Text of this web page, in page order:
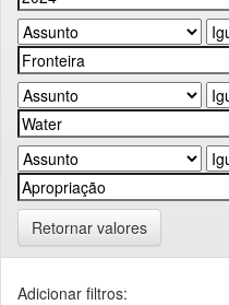
Retornar valores
Adicionar filtros: